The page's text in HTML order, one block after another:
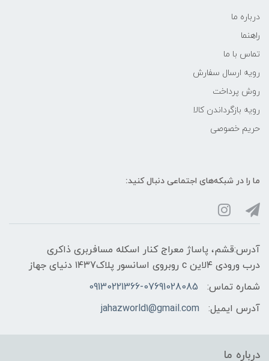
درباره ما
راهنما
تماس با ما
رویه ارسال سفارش
روش پرداخت
رویه‌ بازگرداندن کالا
حریم خصوصی
ما را در شبکه‌های اجتماعی دنبال کنید:
آدرس:قشم، پاساژ معراج کنار اسکله مسافربری ذاکری
درب ورودی ۴لاین c روبروی اسانسور پلاک۱۴۳7 دنیای جهاز
شماره تماس:
09130221366-07691028085
آدرس ایمیل:
jahazworld1@gmail.com
درباره ما